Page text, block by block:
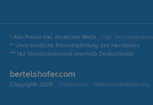
* Alle Preise inkl. deutscher MwSt., zzgl. Versandkosten
** Unverbindliche Preisempfehlung des Herstellers
*** Nur Standardversand innerhalb Deutschlands
bertelshofer.com
Copyrights 2026 Impressum Datenschutzerklärung